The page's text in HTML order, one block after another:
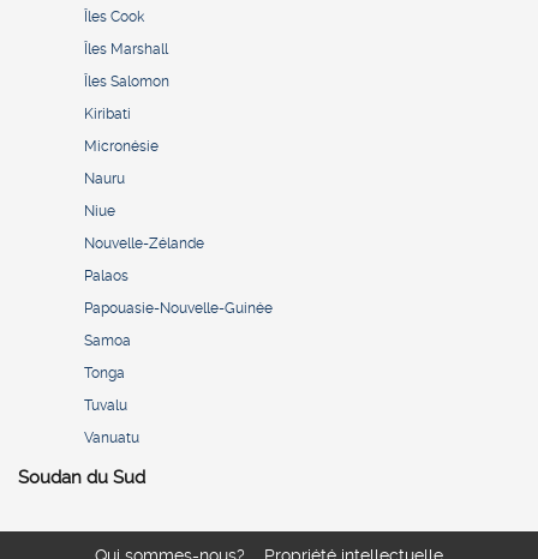
Îles Cook
Îles Marshall
Îles Salomon
Kiribati
Micronésie
Nauru
Niue
Nouvelle-Zélande
Palaos
Papouasie-Nouvelle-Guinée
Samoa
Tonga
Tuvalu
Vanuatu
Soudan du Sud